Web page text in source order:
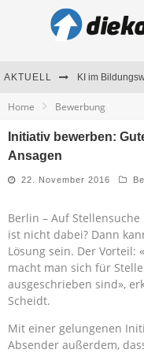
AKTUELL
Home Bewerbung
Initiativ bewerben:
Ansagen
22. November 2016
Berlin – Auf
ist nicht dabei? Dann
Lösung sein. Der
macht man sich für
ausgeschrieben sind»,
Scheidt.
Mit einer gelungenen
Absender außerdem,